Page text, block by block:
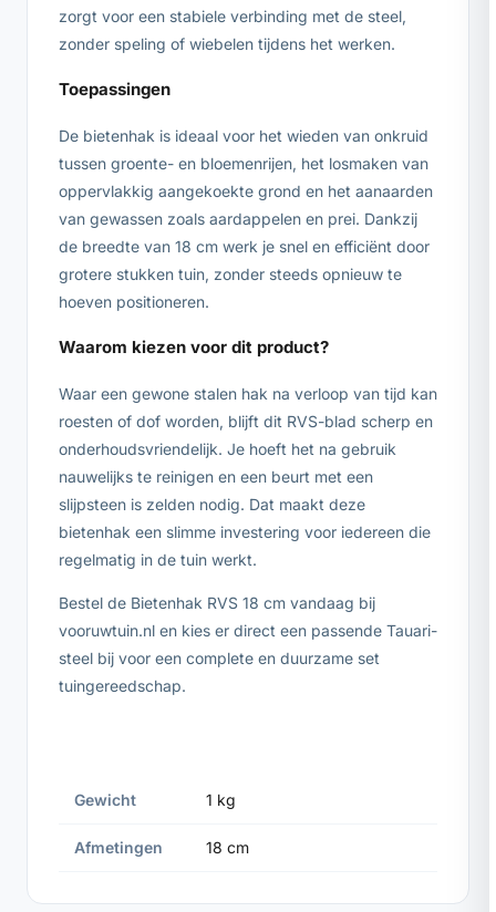
zorgt voor een stabiele verbinding met de steel,
zonder speling of wiebelen tijdens het werken.
Toepassingen
De bietenhak is ideaal voor het wieden van onkruid
tussen groente- en bloemenrijen, het losmaken van
oppervlakkig aangekoekte grond en het aanaarden
van gewassen zoals aardappelen en prei. Dankzij
de breedte van 18 cm werk je snel en efficiënt door
grotere stukken tuin, zonder steeds opnieuw te
hoeven positioneren.
Waarom kiezen voor dit product?
Waar een gewone stalen hak na verloop van tijd kan
roesten of dof worden, blijft dit RVS-blad scherp en
onderhoudsvriendelijk. Je hoeft het na gebruik
nauwelijks te reinigen en een beurt met een
slijpsteen is zelden nodig. Dat maakt deze
bietenhak een slimme investering voor iedereen die
regelmatig in de tuin werkt.
Bestel de Bietenhak RVS 18 cm vandaag bij
vooruwtuin.nl en kies er direct een passende Tauari-
steel bij voor een complete en duurzame set
tuingereedschap.
Gewicht 1 kg
Afmetingen 18 cm